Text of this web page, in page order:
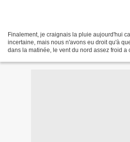
Finalement, je craignais la pluie aujourd'hui
incertaine, mais nous n'avons eu droit qu'à
dans la matinée, le vent du nord assez froid a